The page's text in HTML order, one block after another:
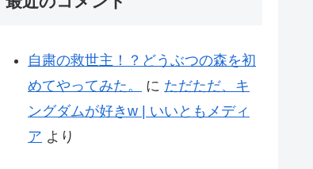
自粛の救世主！？どうぶつの森を初
めてやってみた。
に ただただ、キ
ングダムが好きw | いいともメディ
ア より